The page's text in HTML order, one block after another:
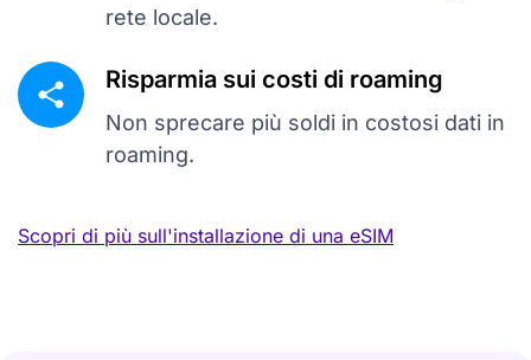
rete locale.
Risparmia sui costi di roaming
Non sprecare più soldi in costosi dati in
roaming.
Scopri di più sull'installazione di una eSIM